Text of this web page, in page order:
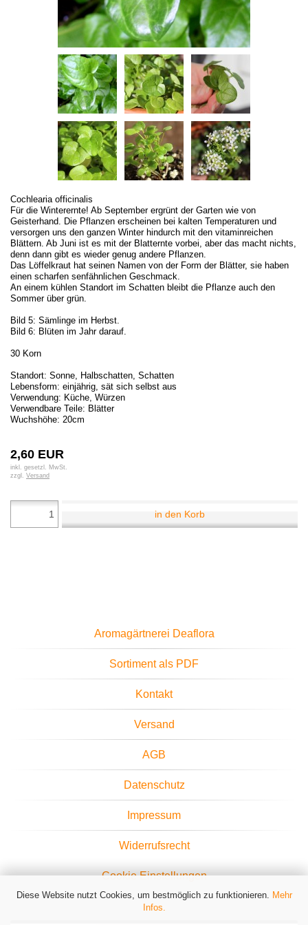
Diese Website nutzt Cookies, um bestmöglich zu funktionieren. Mehr
Infos.
Cochlearia officinalis
Für die Winterernte! Ab September ergrünt der Garten wie von
Geisterhand. Die Pflanzen erscheinen bei kalten Temperaturen und
versorgen uns den ganzen Winter hindurch mit den vitaminreichen
Blättern. Ab Juni ist es mit der Blatternte vorbei, aber das macht nichts,
denn dann gibt es wieder genug andere Pflanzen.
Das Löffelkraut hat seinen Namen von der Form der Blätter, sie haben
einen scharfen senfähnlichen Geschmack.
An einem kühlen Standort im Schatten bleibt die Pflanze auch den
Sommer über grün.
Bild 5: Sämlinge im Herbst.
Bild 6: Blüten im Jahr darauf.
30 Korn
Standort: Sonne, Halbschatten, Schatten
Lebensform: einjährig, sät sich selbst aus
Verwendung: Küche, Würzen
Verwendbare Teile: Blätter
Wuchshöhe: 20cm
2,60 EUR
inkl. gesetzl. MwSt.
zzgl. Versand
in den Korb
Aromagärtnerei Deaflora
Sortiment als PDF
Kontakt
Versand
AGB
Datenschutz
Impressum
Widerrufsrecht
Cookie Einstellungen